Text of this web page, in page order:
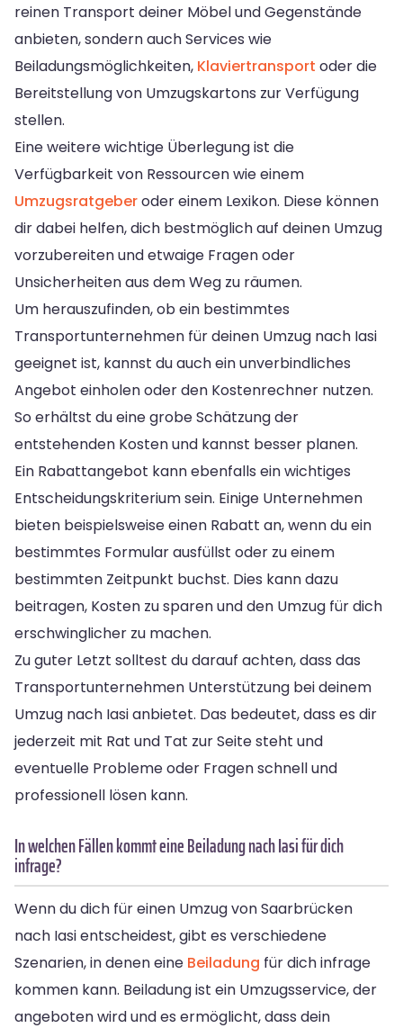
reinen Transport deiner Möbel und Gegenstände
anbieten, sondern auch Services wie
Beiladungsmöglichkeiten, Klaviertransport oder die
Bereitstellung von Umzugskartons zur Verfügung
stellen.
Eine weitere wichtige Überlegung ist die
Verfügbarkeit von Ressourcen wie einem
Umzugsratgeberoder einem Lexikon. Diese können
dir dabei helfen, dich bestmöglich auf deinen Umzug
vorzubereiten und etwaige Fragen oder
Unsicherheiten aus dem Weg zu räumen.
Um herauszufinden, ob ein bestimmtes
Transportunternehmen für deinen Umzug nach Iasi
geeignet ist, kannst du auch ein unverbindliches
Angebot einholen oder den Kostenrechner nutzen.
So erhältst du eine grobe Schätzung der
entstehenden Kosten und kannst besser planen.
Ein Rabattangebot kann ebenfalls ein wichtiges
Entscheidungskriterium sein. Einige Unternehmen
bieten beispielsweise einen Rabatt an, wenn du ein
bestimmtes Formular ausfüllst oder zu einem
bestimmten Zeitpunkt buchst. Dies kann dazu
beitragen, Kosten zu sparen und den Umzug für dich
erschwinglicher zu machen.
Zu guter Letzt solltest du darauf achten, dass das
Transportunternehmen Unterstützung bei deinem
Umzug nach Iasi anbietet. Das bedeutet, dass es dir
jederzeit mit Rat und Tat zur Seite steht und
eventuelle Probleme oder Fragen schnell und
professionell lösen kann.
In welchen Fällen kommt eine Beiladung nach Iasi für dich
infrage?
Wenn du dich für einen Umzug von Saarbrücken
nach Iasi entscheidest, gibt es verschiedene
Szenarien, in denen eine Beiladung für dich infrage
kommen kann. Beiladung ist ein Umzugsservice, der
angeboten wird und es ermöglicht, dass dein